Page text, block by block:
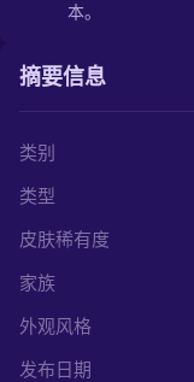
本。
摘要信息
类别
类型
皮肤稀有度
家族
外观风格
发布日期